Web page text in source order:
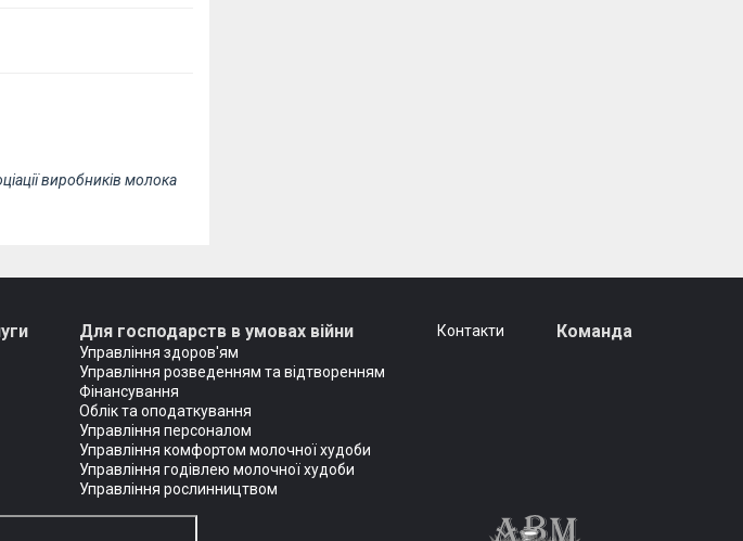
виробників молока
Для господарств в умовах війни
Управління здоров'ям
Управління розведенням та відтворенням
Фінансування
Облік та оподаткування
Управління персоналом
Управління комфортом молочної худоби
Управління годівлею молочної худоби
Управління рослинництвом
Контакти Команда